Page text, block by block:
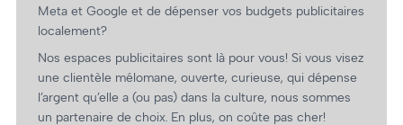
Meta et Google et de dépenser vos budgets publicitaires
localement?
Nos espaces publicitaires sont là pour vous! Si vous visez
une clientèle mélomane, ouverte, curieuse, qui dépense
l’argent qu’elle a (ou pas) dans la culture, nous sommes
un partenaire de choix. En plus, on coûte pas cher!